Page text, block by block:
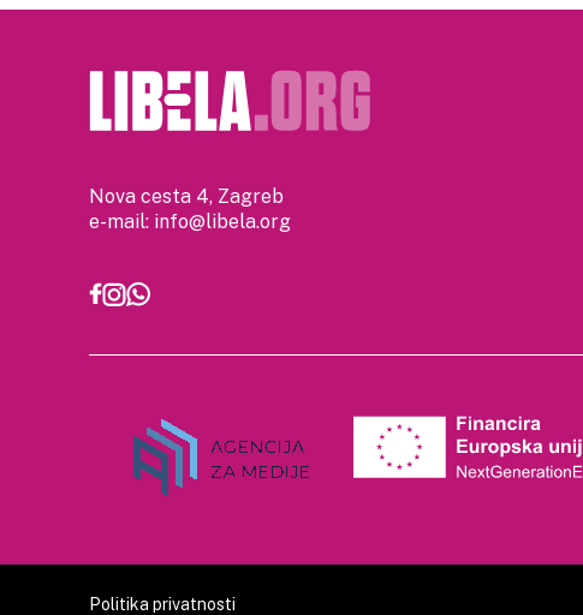
Nova cesta 4, Zagreb
e-mail: info@libela.org
Politika privatnosti